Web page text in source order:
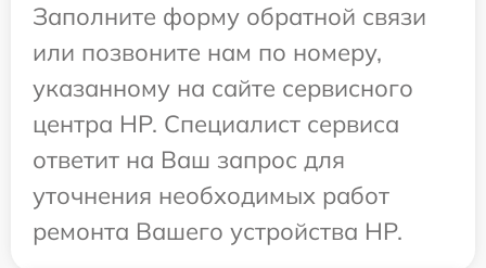
Заполните форму обратной связи
или позвоните нам по номеру,
указанному на сайте сервисного
центра HP. Специалист сервиса
ответит на Ваш запрос для
уточнения необходимых работ
ремонта Вашего устройства HP.